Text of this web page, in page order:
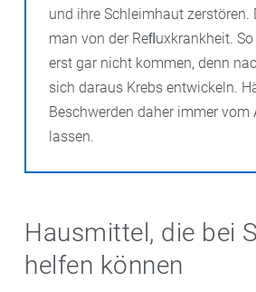
und ihre Schleimhaut zerstören.
man von der Reﬂuxkrankheit.
erst gar nicht kommen, denn
sich daraus Krebs entwickeln.
Beschwerden daher immer vom
lassen.
Hausmittel, die bei
helfen können